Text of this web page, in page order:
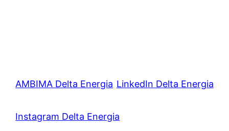
AMBIMA Delta Energia LinkedIn Delta Energia
Instagram Delta Energia